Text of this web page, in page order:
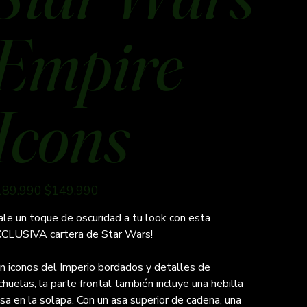
Precio
de
$149.990
un toque de oscuridad a tu look con esta
cartera de Star Wars!
iconos del Imperio bordados y detalles de
la parte frontal también incluye una hebilla
en la solapa. Con un asa superior de cadena, una